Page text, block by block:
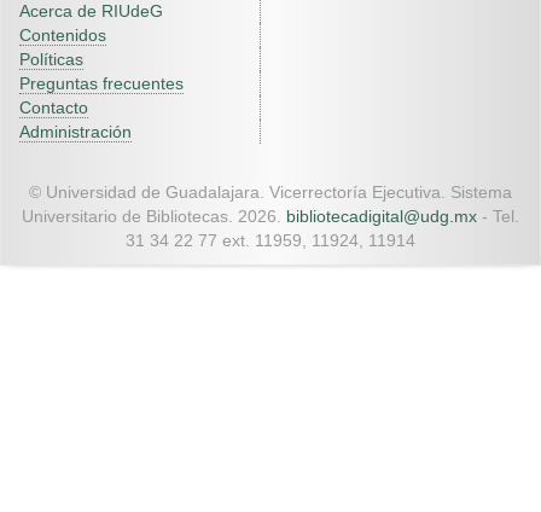
Acerca de RIUdeG
Contenidos
Políticas
Preguntas frecuentes
Contacto
Administración
© Universidad de Guadalajara. Vicerrectoría Ejecutiva. Sistema
Universitario de Bibliotecas. 2026. bibliotecadigital@udg.mx - Tel.
31 34 22 77 ext. 11959, 11924, 11914